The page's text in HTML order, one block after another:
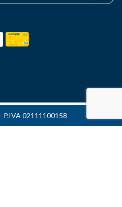
02111100158